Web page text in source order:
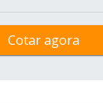
Cotar agora